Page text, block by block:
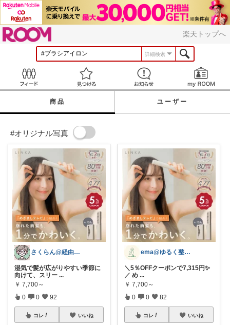
楽天トップへ
詳細検索
見つける お知らせ
商品 ユーザー
#オリジナル写真
さくらん@経由感謝
湿気で髪が広がりやすい季節に
向けて、スリー ...
￥ 7,700～
0 0 92
コレ いいね
ema@ゆるく整う暮らし
＼5％OFFクーポンで7,315円✨
／ め ...
￥ 7,700～
0 0 82
コレ いいね